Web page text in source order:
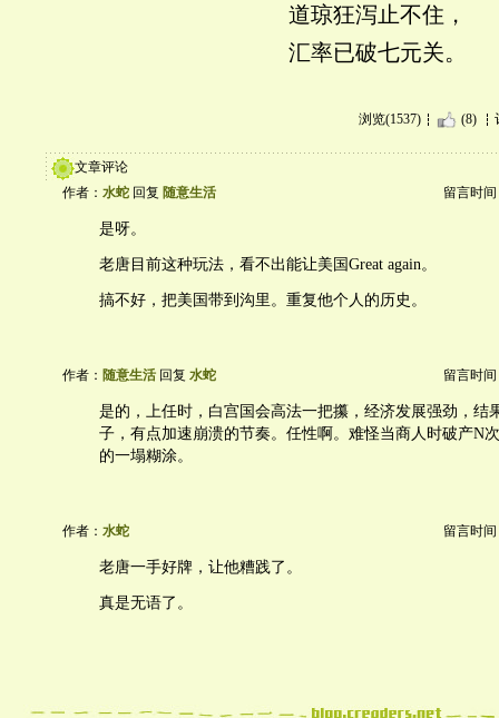
道琼狂泻止不住，
汇率已破七元关。
浏览(1537) (8)
文章评论
作者： 水蛇 回复 随意生活 留言时间
是呀。
老唐目前这种玩法，看不出能让美国Great again。
搞不好，把美国带到沟里。重复他个人的历史。
作者： 随意生活 回复 水蛇 留言时间
是的，上任时，白宫国会高法一把攥，经济发展强劲，结
子，有点加速崩溃的节奏。任性啊。难怪当商人时破产N
的一塌糊涂。
作者： 水蛇 留言时间
老唐一手好牌，让他糟践了。
真是无语了。